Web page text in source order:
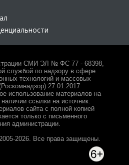
СМИ ЭЛ № ФС 77 - 68398,
службой по надзору в сфере
технологий и массовых
27.01.2017
использование материалов на
ссылки на источник.
сайта с полной копией
только с письменного
администрации.
2026. Все права защищены.